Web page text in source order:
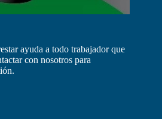
ayuda a todo trabajador que
con nosotros para